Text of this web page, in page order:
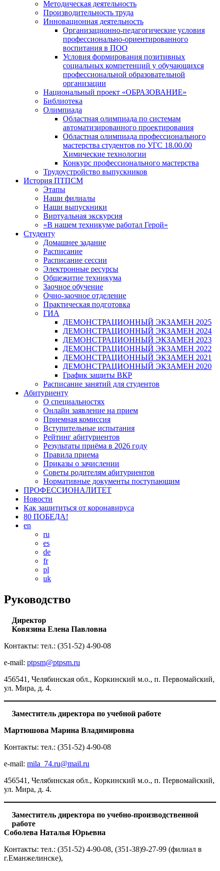
Методическая деятельность
Производительность труда
Инновационная деятельность
Организационно-педагогические условия
профессионально-ориентированного
воспитания в ПОО
Условия формирования позитивных
социальных компетенций у обучающихся
профессиональной образовательной
организации
Национальный проект «ОБРАЗОВАНИЕ»
Библиотека
Олимпиада
Областная олимпиада по системам
автоматизированного проектирования
Областная олимпиада профессионального
мастерства студентов по УГС 18.00.00
Химические технологии
Конкурс профессионального мастерства
Трудоустройство выпускников
История ПТПСМ
Этапы
Наши филиалы
Наши выпускники
Виртуальная экскурсия
«В нашем техникуме работал Герой»
Студенту
Домашнее задание
Расписание
Расписание сессии
Электронные ресурсы
Общежитие техникума
Заочное обучение
Очно-заочное отделение
Практическая подготовка
ГИА
ДЕМОНСТРАЦИОННЫЙ ЭКЗАМЕН 2025
ДЕМОНСТРАЦИОННЫЙ ЭКЗАМЕН 2024
ДЕМОНСТРАЦИОННЫЙ ЭКЗАМЕН 2023
ДЕМОНСТРАЦИОННЫЙ ЭКЗАМЕН 2022
ДЕМОНСТРАЦИОННЫЙ ЭКЗАМЕН 2021
ДЕМОНСТРАЦИОННЫЙ ЭКЗАМЕН 2020
График защиты ВКР
Расписание занятий для студентов
Абитуриенту
О специальностях
Онлайн заявление на прием
Приемная комиссия
Вступительные испытания
Рейтинг абитуриентов
Результаты приёма в 2026 году
Правила приема
Приказы о зачислении
Советы родителям абитуриентов
Нормативные документы поступающим
ПРОФЕССИОНАЛИТЕТ
Новости
Как защититься от коронавируса
80 ПОБЕДА!
en
ru
es
de
fr
pl
uk
Руководство
Директор
Ковязина Елена Павловна
Контакты: тел.: (351-52) 4-90-08
e-mail: ptpsm@ptpsm.ru
456541, Челябинская обл., Коркинский м.о., п. Первомайский,
ул. Мира, д. 4.
Заместитель директора по учебной работе
Мартюшова Марина Владимировна
Контакты: тел.: (351-52) 4-90-08
е-mail: mila_74.ru@mail.ru
456541, Челябинская обл., Коркинский м.о., п. Первомайский,
ул. Мира, д. 4.
Заместитель директора по учебно-производственной
работе
Соболева Наталья Юрьевна
Контакты: тел.: (351-52) 4-90-08, (351-38)9-27-99 (филиал в
г.Еманжелинске),